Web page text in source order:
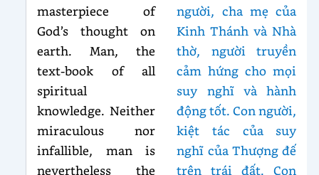
masterpiece of
God’s thought on
earth. Man, the
text-book of all
spiritual
knowledge. Neither
miraculous nor
infallible, man is
nevertheless the
người, cha mẹ của
Kinh Thánh và Nhà
thờ, người truyền
cảm hứng cho mọi
suy nghĩ và hành
động tốt. Con người,
kiệt tác của suy
nghĩ của Thượng đế
trên trái đất. Con